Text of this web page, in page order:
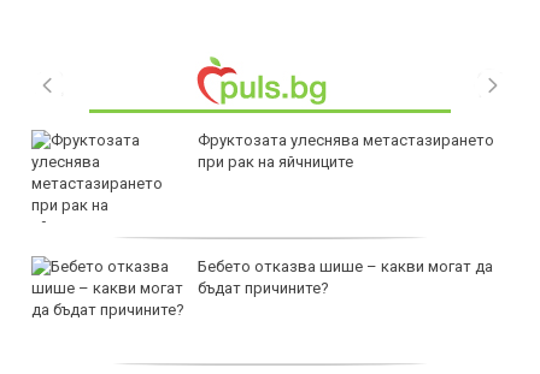
Фруктозата улеснява метастазирането
при рак на яйчниците
Бебето отказва шише – какви могат да
бъдат причините?